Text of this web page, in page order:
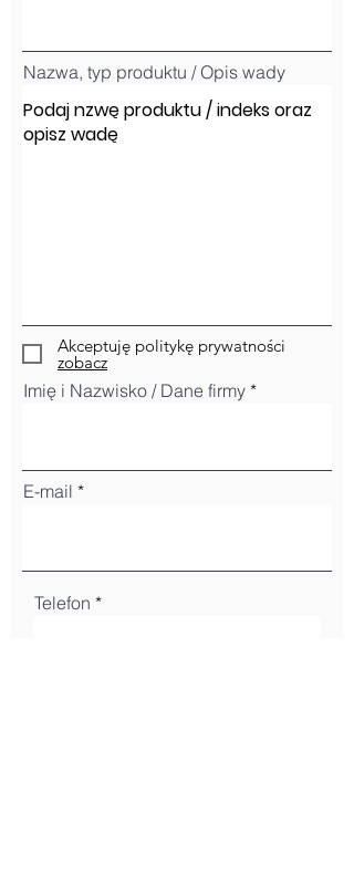
Nazwa, typ produktu / Opis wady
Akceptuję politykę prywatności
zobacz
Imię i Nazwisko / Dane firmy
E-mail
Telefon